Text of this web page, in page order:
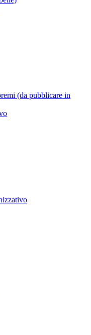
(da pubblicare in